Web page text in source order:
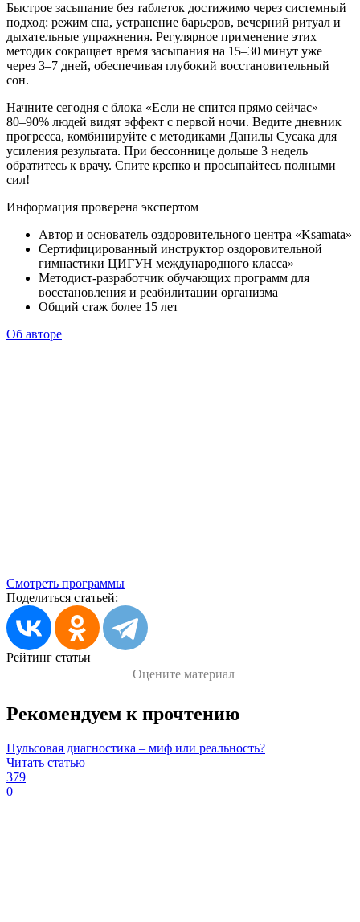
Быстрое засыпание без таблеток достижимо через системный
подход: режим сна, устранение барьеров, вечерний ритуал и
дыхательные упражнения. Регулярное применение этих
методик сокращает время засыпания на 15–30 минут уже
через 3–7 дней, обеспечивая глубокий восстановительный
сон.
Начните сегодня с блока «Если не спится прямо сейчас» —
80–90% людей видят эффект с первой ночи. Ведите дневник
прогресса, комбинируйте с методиками Данилы Сусака для
усиления результата. При бессоннице дольше 3 недель
обратитесь к врачу. Спите крепко и просыпайтесь полными
сил!
Информация проверена экспертом
Автор и основатель оздоровительного центра «Ksamata»
Сертифицированный инструктор оздоровительной
гимнастики ЦИГУН международного класса»
Методист-разработчик обучающих программ для
восстановления и реабилитации организма
Общий стаж более 15 лет
Об авторе
Смотреть программы
Поделиться статьей:
Рейтинг статьи
Оцените материал
Рекомендуем к прочтению
Пульсовая диагностика – миф или реальность?
Читать статью
379
0